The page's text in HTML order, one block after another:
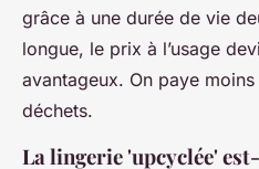
grâce à une durée de vie
longue, le prix à l’usage
avantageux. On paye
déchets.
La lingerie 'upcyclée'